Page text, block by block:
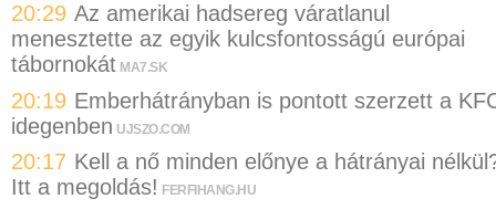
20:29 Az amerikai hadsereg váratlanul
menesztette az egyik kulcsfontosságú európai
tábornokát MA7.SK
20:19 Emberhátrányban is pontott szerzett a
idegenben UJSZO.COM
20:17 Kell a nő minden előnye a hátrányai
Itt a megoldás! FERFIHANG.HU